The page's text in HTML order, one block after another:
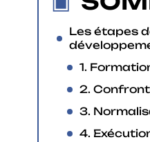
Les étapes
1.
2.
3.
4.